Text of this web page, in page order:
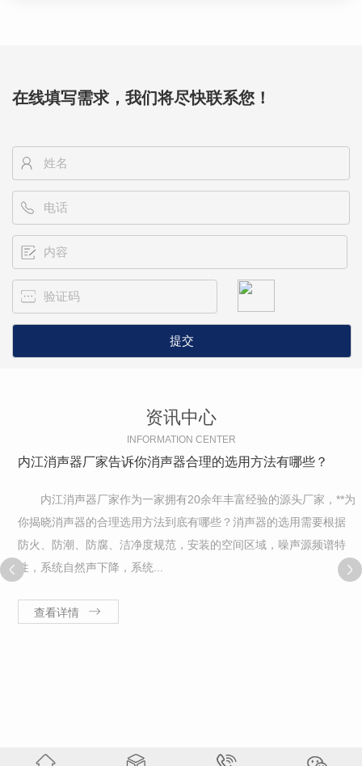
在线填写需求，我们将尽快联系您！
资讯中心
INFORMATION CENTER
内江消声器厂家告诉你消声器合理的选用方法有哪些？
内江消声器厂家作为一家拥有20余年丰富经验的源头厂家，**为
你揭晓消声器的合理选用方法到底有哪些？消声器的选用需要根据
防火、防潮、防腐、洁净度规范，安装的空间区域，噪声源频谱特
性，系统自然声下降，系统...
查看详情